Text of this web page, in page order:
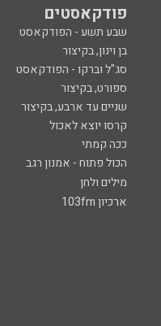
פודקאסטים
שבע תשע - הפודקאסט
בן וינון, בקיצור
סג"ל וברקו - הפודקאסט
ספורט, בקיצור
שניים עד ארבע, בקיצור
קרסו יוצא לאכול
ככה קמתי
הכול פתוח - אמנון רגב
מילים ולחן
ארכיון 103fm